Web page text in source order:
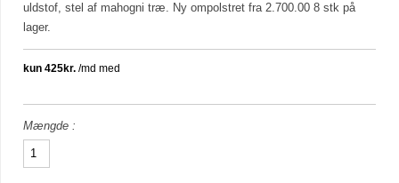
uldstof, stel af mahogni træ. Ny ompolstret fra 2.700.00 8 stk på
lager.
Mængde